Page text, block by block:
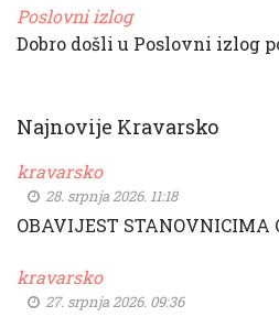
Poslovni izlog
Dobro došli u Poslovni izlog
Najnovije Kravarsko
kravarsko
28. srpnja 2026. 11:18
OBAVIJEST STANOVNICIMA
kravarsko
27. srpnja 2026. 09:36